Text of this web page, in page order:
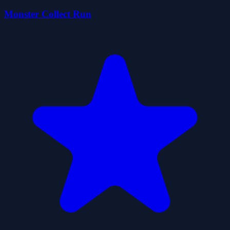
Monster Collect Run